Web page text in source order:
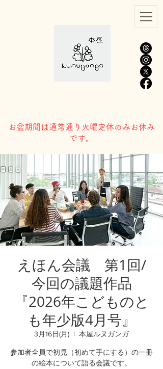
​お盆期間は通常通り火曜定休のみお休み
です。
えほん会議 第1回/
今回の議題作品
『2026年こどものと
も年少版4月号』
3月16日(月)
  |
本屋ルヌガンガ
参加者全員で初見（初めて手にする）の一冊
の絵本について語る会議です。